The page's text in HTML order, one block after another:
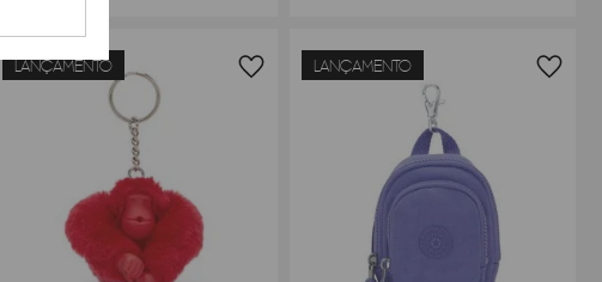
LANÇAMENTO LANÇAMENTO